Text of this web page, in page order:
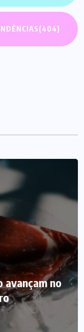
(404)
avançam no
proteico no